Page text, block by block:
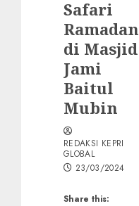
Safari
Ramadan
di Masjid
Jami
Baitul
Mubin
Share this:
REDAKSI KEPRI
GLOBAL
23/03/2024